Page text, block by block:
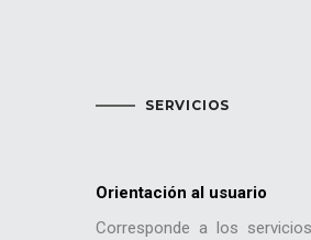
SERVICIOS
Orientación al usuario
Corresponde a los